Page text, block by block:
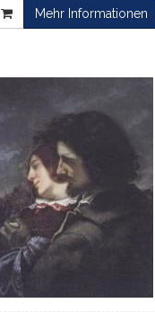
Mehr Informationen